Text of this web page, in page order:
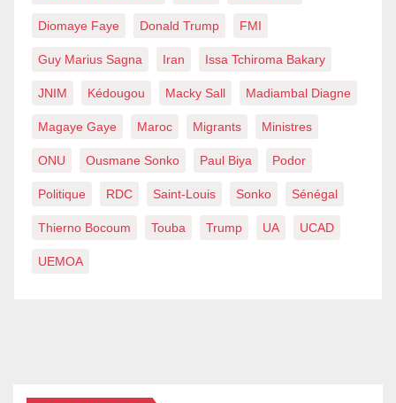
Diomaye Faye Donald Trump FMI
Guy Marius Sagna Iran Issa Tchiroma Bakary
JNIM Kédougou Macky Sall Madiambal Diagne
Magaye Gaye Maroc Migrants Ministres
ONU Ousmane Sonko Paul Biya Podor
Politique RDC Saint-Louis Sonko Sénégal
Thierno Bocoum Touba Trump UA UCAD
UEMOA